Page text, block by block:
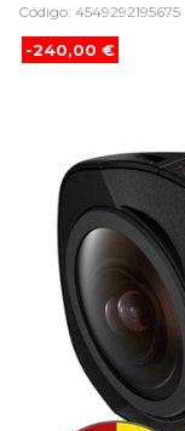
Código: 4549292195675
-240,00 €